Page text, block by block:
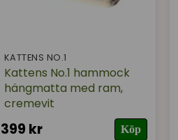
KATTENS NO.1
Kattens No.1 hammock
hängmatta med ram,
cremevit
399 kr Köp